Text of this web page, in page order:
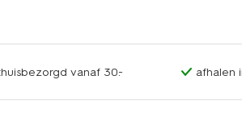
vanaf 30.- afhalen